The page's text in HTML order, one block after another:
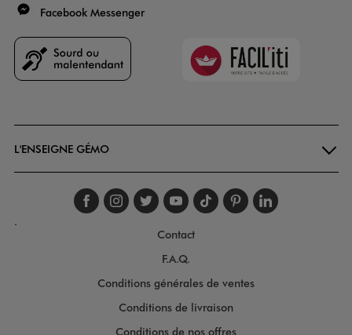
Facebook Messenger
Faciliti
L'ENSEIGNE GÉMO
Suivez-nous sur
Suivez-nous sur
Suivez-nous sur
Suivez-nous
Suivez-nous
Suivez-
.
Contact
F.A.Q.
Conditions générales de ventes
Conditions de livraison
Conditions de nos offres